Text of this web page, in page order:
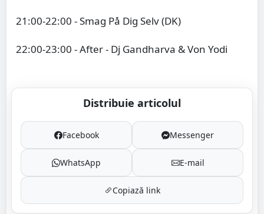
21:00-22:00 - Smag På Dig Selv (DK)
22:00-23:00 - After - Dj Gandharva & Von Yodi
Distribuie articolul
Facebook Messenger
WhatsApp E-mail
Copiază link